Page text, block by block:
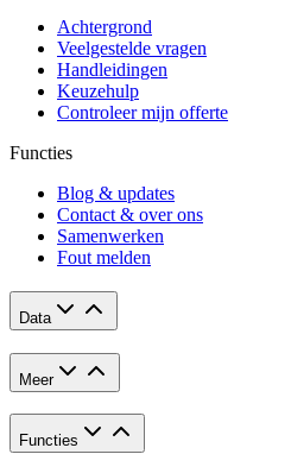
Achtergrond
Veelgestelde vragen
Handleidingen
Keuzehulp
Controleer mijn offerte
Functies
Blog & updates
Contact & over ons
Samenwerken
Fout melden
Data
Meer
Functies